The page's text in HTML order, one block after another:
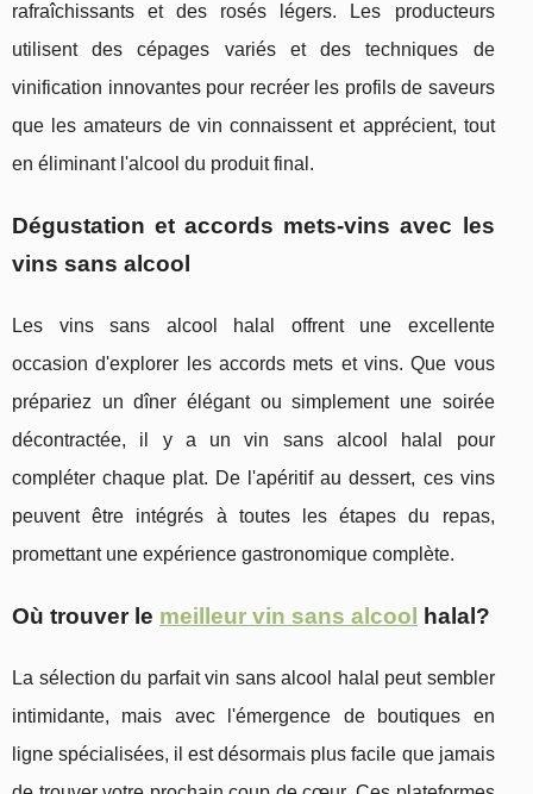
rafraîchissants et des rosés légers. Les producteurs
utilisent des cépages variés et des techniques de
vinification innovantes pour recréer les profils de saveurs
que les amateurs de vin connaissent et apprécient, tout
en éliminant l'alcool du produit final.
Dégustation et accords mets-vins avec les
vins sans alcool
Les vins sans alcool halal offrent une excellente
occasion d'explorer les accords mets et vins. Que vous
prépariez un dîner élégant ou simplement une soirée
décontractée, il y a un vin sans alcool halal pour
compléter chaque plat. De l'apéritif au dessert, ces vins
peuvent être intégrés à toutes les étapes du repas,
promettant une expérience gastronomique complète.
Où trouver le meilleur vin sans alcool halal?
La sélection du parfait vin sans alcool halal peut sembler
intimidante, mais avec l'émergence de boutiques en
ligne spécialisées, il est désormais plus facile que jamais